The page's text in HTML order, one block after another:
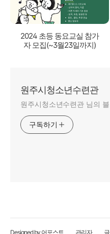
2024 초등 동요교실 참가
자 모집(~3월23일까지)
원주시청소년수련관
원주시청소년수련관 님의
구독하기
Designed by 어포스트 관리자